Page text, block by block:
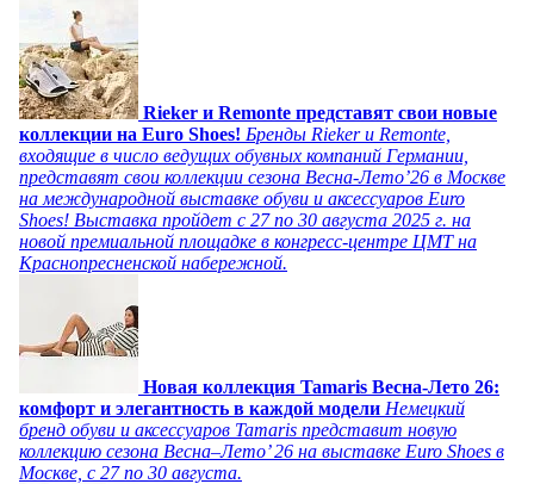
Rieker и Remonte представят свои новые
коллекции на Euro Shoes! Бренды Rieker и Remonte,
входящие в число ведущих обувных компаний Германии,
представят свои коллекции сезона Весна-Лето’26 в Москве
на международной выставке обуви и аксессуаров Euro
Shoes! Выставка пройдет c 27 по 30 августа 2025 г. на
новой премиальной площадке в конгресс-центре ЦМТ на
Краснопресненской набережной.
Новая коллекция Tamaris Весна-Лето 26:
комфорт и элегантность в каждой модели Немецкий
бренд обуви и аксессуаров Tamaris представит новую
коллекцию сезона Весна–Лето’ 26 на выставке Euro Shoes в
Москве, с 27 по 30 августа.